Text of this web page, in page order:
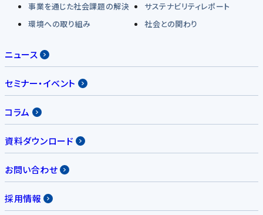
事業を通じた社会課題の解決
サステナビリティレポート
環境への取り組み
社会との関わり
ニュース
セミナー・イベント
コラム
資料ダウンロード
お問い合わせ
採用情報